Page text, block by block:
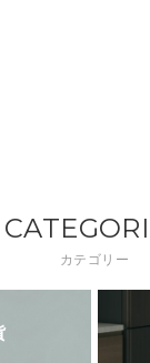
カテゴリー